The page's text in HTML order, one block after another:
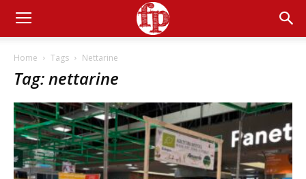
Home Tags Nettarine
Tag: nettarine